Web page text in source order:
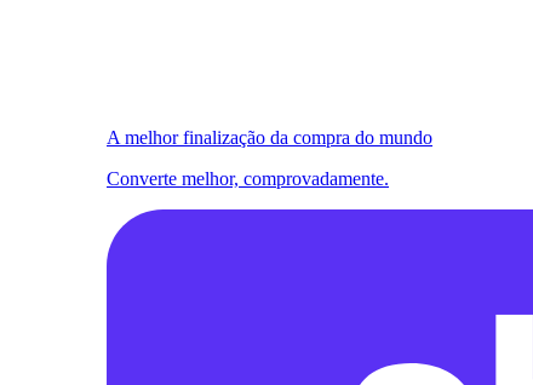
A melhor finalização da compra do mundo
Converte melhor, comprovadamente.